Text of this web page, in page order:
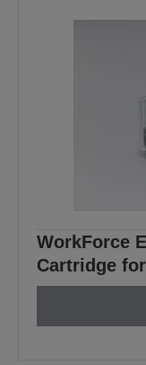
WorkForce
Cartridge